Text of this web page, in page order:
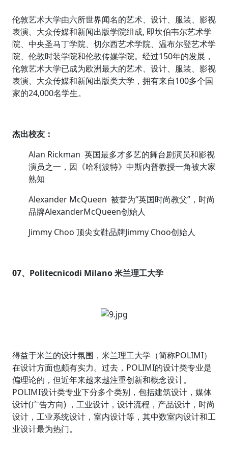
伦敦艺术大学由六所世界闻名的艺术、设计、服装、影视
表演、大众传媒和新闻出版学院组成, 即坎伯韦尔艺术学
院、中央圣马丁学院、切尔西艺术学院、温布尔登艺术学
院、伦敦时装学院和伦敦传媒学院。经过150年的发展，
伦敦艺术大学已成为欧洲最大的艺术、设计、服装、影视
表演、大众传媒和新闻出版类大学，拥有来自100多个国
家的24,000名学生。
杰出校友：
Alan Rickman 英国最多才多艺的舞台剧演员和影视
演员之一，因《哈利波特》中斯内普教授一角被大家
熟知
Alexander McQueen 被誉为“英国时尚教父”，时尚
品牌AlexanderMcQueen创始人
Jimmy Choo 顶尖女鞋品牌Jimmy Choo创始人
07、Politecnicodi Milano 米兰理工大学
得益于米兰的设计氛围，米兰理工大学（简称POLIMI）
在设计方面也颇有实力。过去，POLIMI的设计类专业是
偏理论的，但近年来越来越注重创新和概念设计。
POLIMI设计类专业下分多个类别，包括建筑设计，媒体
设计(广告方向) ，工业设计，设计流程，产品设计，时尚
设计，工业系统设计，室内设计等，其中数室内设计和工
业设计最为热门。